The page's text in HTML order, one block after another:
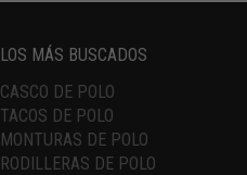
LOS MÁS BUSCADOS
CASCO DE POLO
TACOS DE POLO
MONTURAS DE POLO
RODILLERAS DE POLO